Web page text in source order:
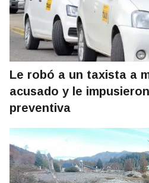
Le robó a un taxista a
acusado y le
preventiva